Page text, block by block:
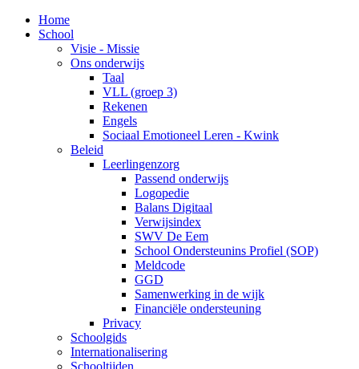
Home
School
Visie - Missie
Ons onderwijs
Taal
VLL (groep 3)
Rekenen
Engels
Sociaal Emotioneel Leren - Kwink
Beleid
Leerlingenzorg
Passend onderwijs
Logopedie
Balans Digitaal
Verwijsindex
SWV De Eem
School Ondersteunins Profiel (SOP)
Meldcode
GGD
Samenwerking in de wijk
Financiële ondersteuning
Privacy
Schoolgids
Internationalisering
Schooltijden